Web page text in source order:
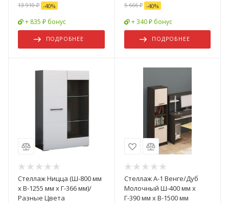
13 910 ₽ -40%
+ 835 ₽ бонус
ПОДРОБНЕЕ
5 666 ₽ -40%
+ 340 ₽ бонус
ПОДРОБНЕЕ
Стеллаж Ницца (Ш-800 мм
x В-1255 мм x Г-366 мм)/
Разные Цвета
Стеллаж А-1 Венге/Дуб
Молочный Ш-400 мм x
Г-390 мм х В-1500 мм